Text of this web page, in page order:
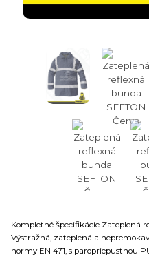
Kompletné špecifikácie Zateplená
Výstražná, zateplená a
normy EN 471, s paropriepustnou